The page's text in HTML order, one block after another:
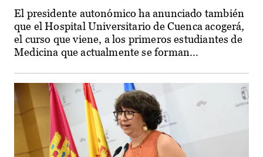
El presidente autonómico ha anunciado también
que el Hospital Universitario de Cuenca acogerá,
el curso que viene, a los primeros estudiantes de
Medicina que actualmente se forman...